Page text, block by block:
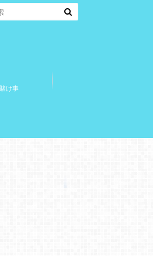
賭け事